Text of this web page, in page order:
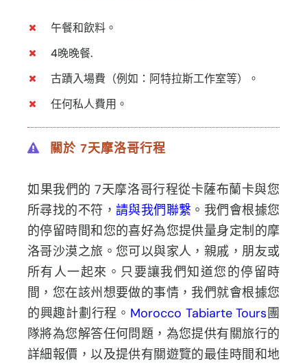
午餐和飲料。
4晚晚餐.
古蹟入場費（例如：阿特拉斯工作室等）。
任何私人費用。
關於 7天摩洛哥行程
如果我們的 7天摩洛哥行程從卡薩布蘭卡與您
所尋找的不符， 請與我們聯繫 。我們會根據您
的停留時間和您的喜好為您提供量身定制的摩
洛哥沙漠之旅。您可以與家人，親戚，朋友或
所有人一起來。只要讓我們知道您的停留時
間，您在該州想要做的事情，我們就會根據您
的興趣計劃行程。 Morocco Tabiarte Tours 團
隊將為您解答任何問題，為您提供有關旅行的
詳細報價，以及提供有關遊覽的最佳時間和地